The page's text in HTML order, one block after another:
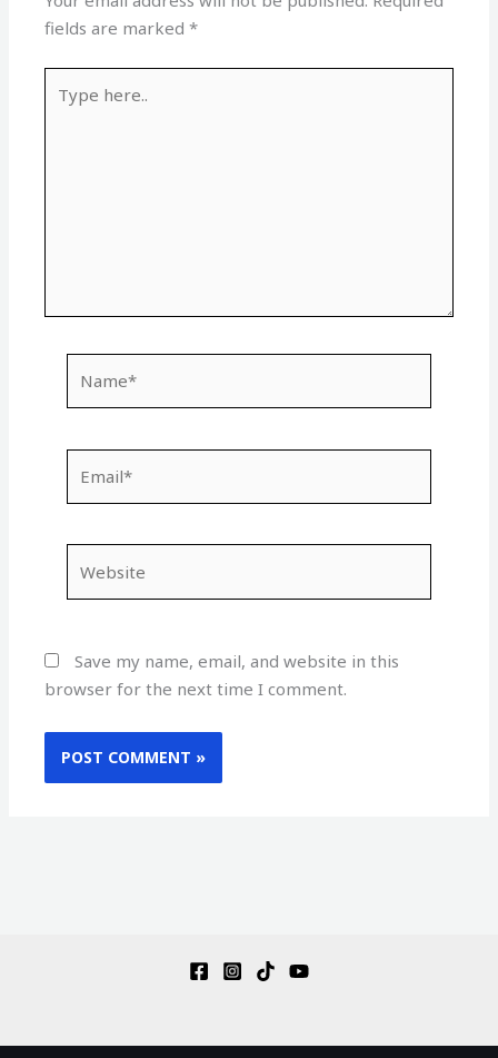
fields are marked*
here..
Save my name, email, and website in this
browser for the next time I comment.